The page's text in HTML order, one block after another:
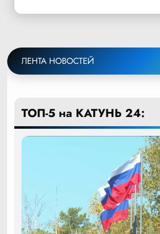
ЛЕНТА НОВОСТЕЙ
ТОП-5 на КАТУНЬ 24: